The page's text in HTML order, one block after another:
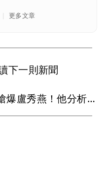
更多文章
下一則新聞
賴清德「總統級嘲諷」嗆爆盧秀燕！他分析：8年總帳一次掀翻